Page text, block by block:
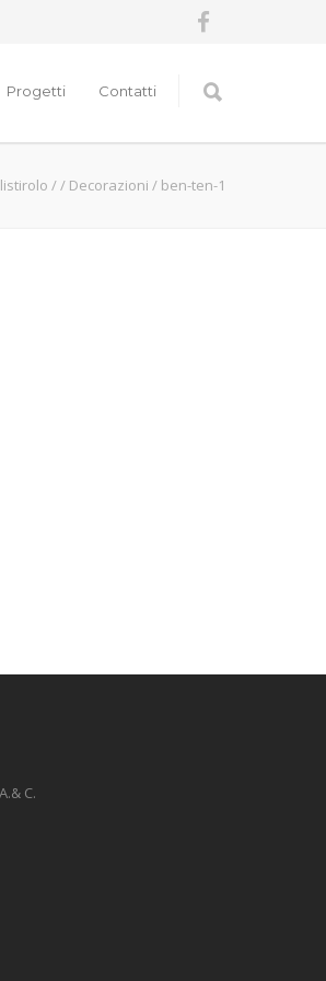
Progetti Contatti
// Decorazioni / ben-ten-1
C.